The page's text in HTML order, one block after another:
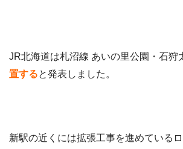
JR北海道は札沼線 あいの里公園・石狩
置すると発表しました。
新駅の近くには拡張工事を進めている